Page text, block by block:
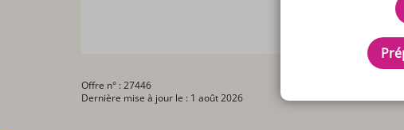
Offre n° : 27446
Dernière mise à jour le : 1 août 2026